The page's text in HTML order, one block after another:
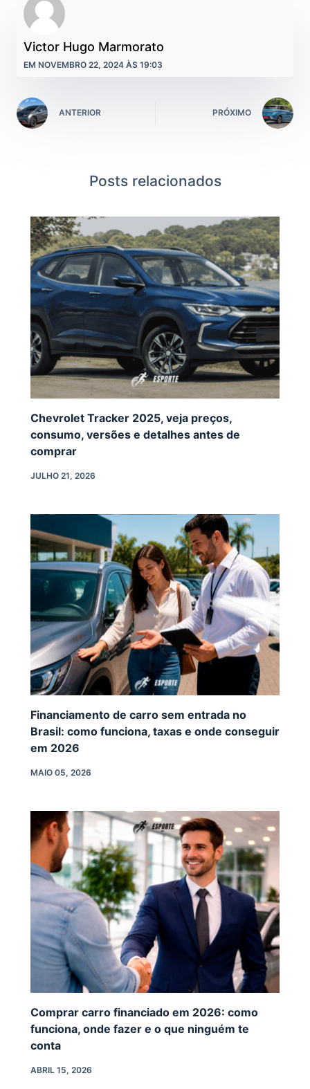
Victor Hugo Marmorato
EM NOVEMBRO 22, 2024 ÀS 19:03
ANTERIOR PRÓXIMO
Posts relacionados
Chevrolet Tracker 2025, veja preços,
consumo, versões e detalhes antes de
comprar
JULHO 21, 2026
Financiamento de carro sem entrada no
Brasil: como funciona, taxas e onde conseguir
em 2026
MAIO 05, 2026
Comprar carro financiado em 2026: como
funciona, onde fazer e o que ninguém te
conta
ABRIL 15, 2026